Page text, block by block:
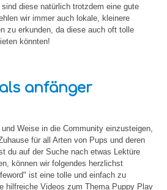
diese natürlich trotzdem eine gute
wir immer auch lokale, kleinere
zu erkunden, da diese auch oft tolle
könnten!
anfänger
Weise in die Community einzusteigen,
für all Arten von Pups und deren
du auf der Suche nach etwas Lektüre
können wir folgendes herzlichst
ist eine tolle und einfach zu
hilfreiche Videos zum Thema Puppy Play